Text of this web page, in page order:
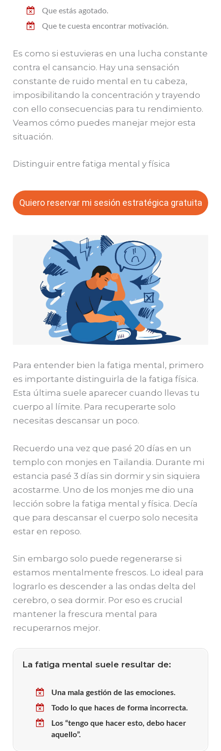
Que estás agotado.
Que te cuesta encontrar motivación.
Es como si estuvieras en una lucha constante
contra el cansancio. Hay una sensación
constante de ruido mental en tu cabeza,
imposibilitando la concentración y trayendo
con ello consecuencias para tu rendimiento.
Veamos cómo puedes manejar mejor esta
situación.
Distinguir entre fatiga mental y física
Quiero reservar mi sesión estratégica gratuita
Para entender bien la fatiga mental, primero
es importante distinguirla de la fatiga física.
Esta última suele aparecer cuando llevas tu
cuerpo al límite. Para recuperarte solo
necesitas descansar un poco.
Recuerdo una vez que pasé 20 días en un
templo con monjes en Tailandia. Durante mi
estancia pasé 3 días sin dormir y sin siquiera
acostarme. Uno de los monjes me dio una
lección sobre la fatiga mental y física. Decía
que para descansar el cuerpo solo necesita
estar en reposo.
Sin embargo solo puede regenerarse si
estamos mentalmente frescos. Lo ideal para
lograrlo es descender a las ondas delta del
cerebro, o sea dormir. Por eso es crucial
mantener la frescura mental para
recuperarnos mejor.
La fatiga mental suele resultar de:
Una mala gestión de las emociones.
Todo lo que haces de forma incorrecta.
Los “tengo que hacer esto, debo hacer
aquello”.